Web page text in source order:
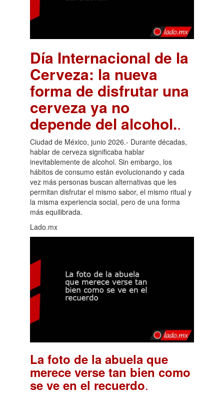
Día Internacional de la
Cerveza: la nueva
forma de disfrutar una
cerveza ya no
depende del alcohol..
Ciudad de México, junio 2026.- Durante décadas,
hablar de cerveza significaba hablar
inevitablemente de alcohol. Sin embargo, los
hábitos de consumo están evolucionando y cada
vez más personas buscan alternativas que les
permitan disfrutar el mismo sabor, el mismo ritual y
la misma experiencia social, pero de una forma
más equilibrada.
Lado.mx
La foto de la abuela que
merece verse tan bien como
se ve en el recuerdo.